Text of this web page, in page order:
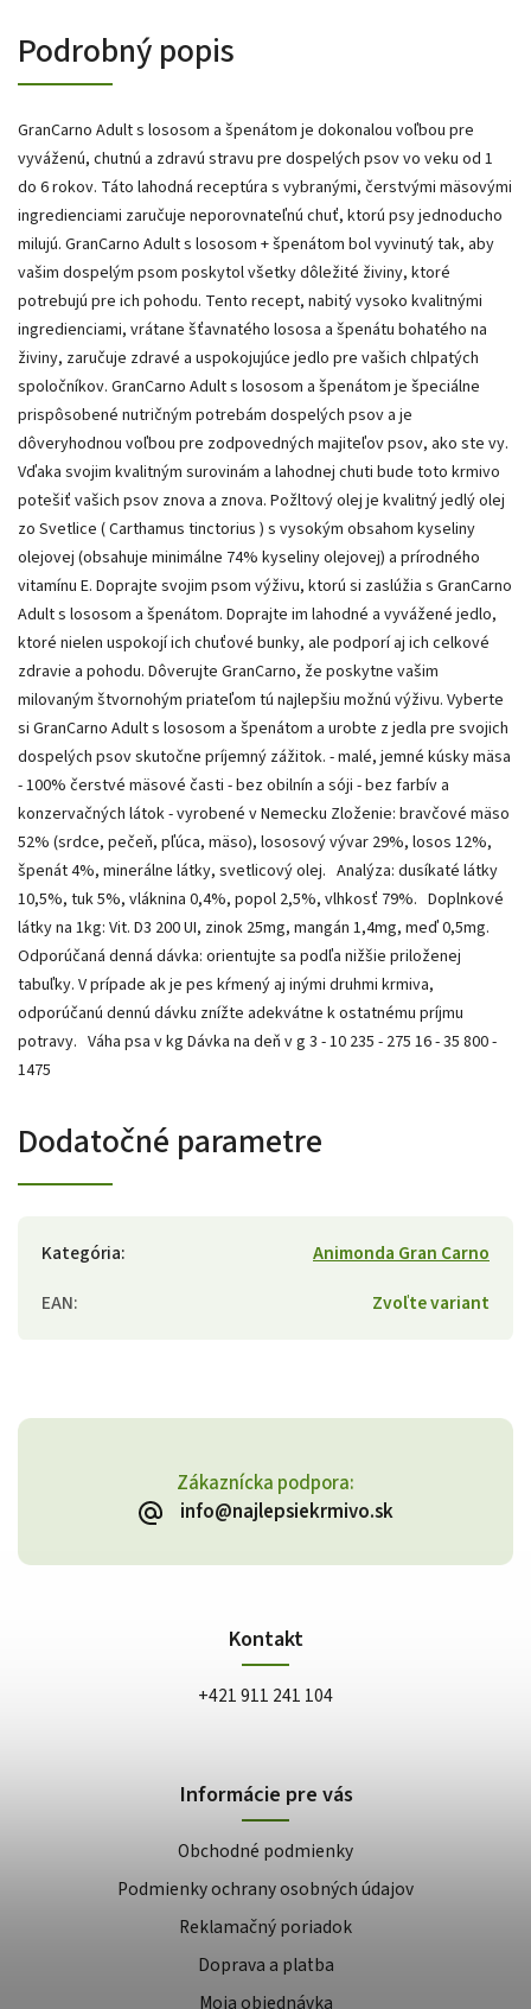
Podrobný popis
GranCarno Adult s lososom a špenátom je dokonalou voľbou pre
vyváženú, chutnú a zdravú stravu pre dospelých psov vo veku od 1
do 6 rokov. Táto lahodná receptúra s vybranými, čerstvými mäsovými
ingredienciami zaručuje neporovnateľnú chuť, ktorú psy jednoducho
milujú. GranCarno Adult s lososom + špenátom bol vyvinutý tak, aby
vašim dospelým psom poskytol všetky dôležité živiny, ktoré
potrebujú pre ich pohodu. Tento recept, nabitý vysoko kvalitnými
ingredienciami, vrátane šťavnatého lososa a špenátu bohatého na
živiny, zaručuje zdravé a uspokojujúce jedlo pre vašich chlpatých
spoločníkov. GranCarno Adult s lososom a špenátom je špeciálne
prispôsobené nutričným potrebám dospelých psov a je
dôveryhodnou voľbou pre zodpovedných majiteľov psov, ako ste vy.
Vďaka svojim kvalitným surovinám a lahodnej chuti bude toto krmivo
potešiť vašich psov znova a znova. Požltový olej je kvalitný jedlý olej
zo Svetlice ( Carthamus tinctorius ) s vysokým obsahom kyseliny
olejovej (obsahuje minimálne 74% kyseliny olejovej) a prírodného
vitamínu E. Doprajte svojim psom výživu, ktorú si zaslúžia s GranCarno
Adult s lososom a špenátom. Doprajte im lahodné a vyvážené jedlo,
ktoré nielen uspokojí ich chuťové bunky, ale podporí aj ich celkové
zdravie a pohodu. Dôverujte GranCarno, že poskytne vašim
milovaným štvornohým priateľom tú najlepšiu možnú výživu. Vyberte
si GranCarno Adult s lososom a špenátom a urobte z jedla pre svojich
dospelých psov skutočne príjemný zážitok. - malé, jemné kúsky mäsa
- 100% čerstvé mäsové časti - bez obilnín a sóji - bez farbív a
konzervačných látok - vyrobené v Nemecku Zloženie: bravčové mäso
52% (srdce, pečeň, pľúca, mäso), lososový vývar 29%, losos 12%,
špenát 4%, minerálne látky, svetlicový olej. Analýza: dusíkaté látky
10,5%, tuk 5%, vláknina 0,4%, popol 2,5%, vlhkosť 79%. Doplnkové
látky na 1kg: Vit. D3 200 UI, zinok 25mg, mangán 1,4mg, meď 0,5mg.
Odporúčaná denná dávka: orientujte sa podľa nižšie priloženej
tabuľky. V prípade ak je pes kŕmený aj inými druhmi krmiva,
odporúčanú dennú dávku znížte adekvátne k ostatnému príjmu
potravy. Váha psa v kg Dávka na deň v g 3 - 10 235 - 275 16 - 35 800 -
1475
Dodatočné parametre
Kategória:
Animonda Gran Carno
EAN: Zvoľte variant
Zákaznícka podpora:
info@najlepsiekrmivo.sk
Kontakt
+421 911 241 104
Informácie pre vás
Obchodné podmienky
Podmienky ochrany osobných údajov
Reklamačný poriadok
Doprava a platba
Moja objednávka